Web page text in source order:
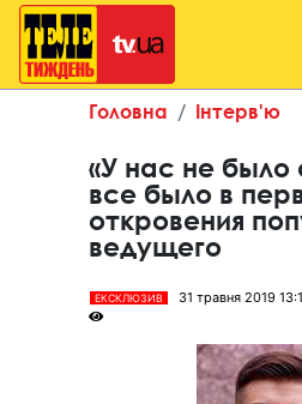
Головна Інтерв'ю
«У нас не было
все было в
откровения
ведущего
ЕКСКЛЮЗИВ 31 травня 2019